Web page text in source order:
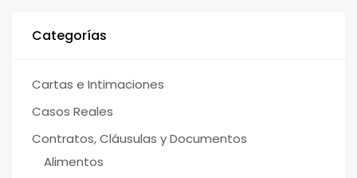
Categorías
Cartas e Intimaciones
Casos Reales
Contratos, Cláusulas y Documentos
Alimentos